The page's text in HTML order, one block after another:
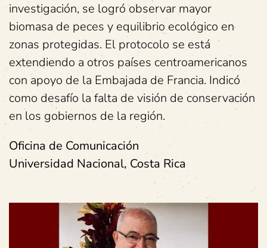
investigación, se logró observar mayor
biomasa de peces y equilibrio ecológico en
zonas protegidas. El protocolo se está
extendiendo a otros países centroamericanos
con apoyo de la Embajada de Francia. Indicó
como desafío la falta de visión de conservación
en los gobiernos de la región.
Oficina de Comunicación
Universidad Nacional, Costa Rica